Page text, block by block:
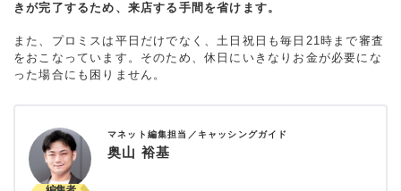
きが完了するため、来店する手間を省けます。
また、プロミスは平日だけでなく、土日祝日も毎日21時まで審査
をおこなっています。そのため、休日にいきなりお金が必要にな
った場合にも困りません。
マネット編集担当／キャッシングガイド
奥山 裕基